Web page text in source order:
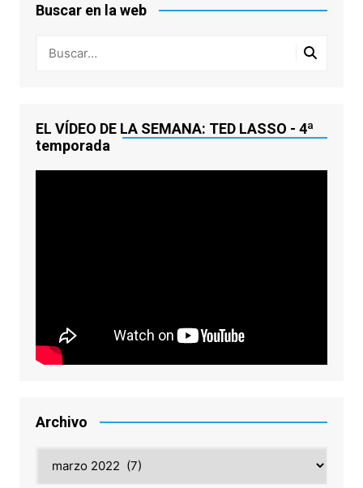
Buscar en la web
EL VÍDEO DE LA SEMANA: TED LASSO - 4ª
temporada
Archivo